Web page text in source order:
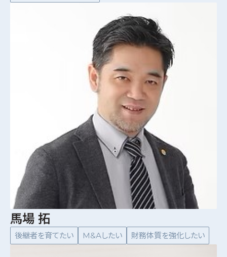
馬場 拓
後継者を育てたい M&Aしたい 財務体質を強化したい